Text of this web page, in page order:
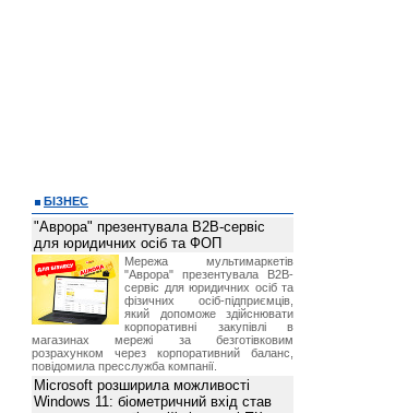
БІЗНЕС
"Аврора" презентувала B2B-сервіс
для юридичних осіб та ФОП
Мережа мультимаркетів
"Аврора" презентувала B2B-
сервіс для юридичних осіб та
фізичних осіб-підприємців,
який допоможе здійснювати
корпоративні закупівлі в
магазинах мережі за безготівковим
розрахунком через корпоративний баланс,
повідомила пресслужба компанії.
Microsoft розширила можливості
Windows 11: біометричний вхід став